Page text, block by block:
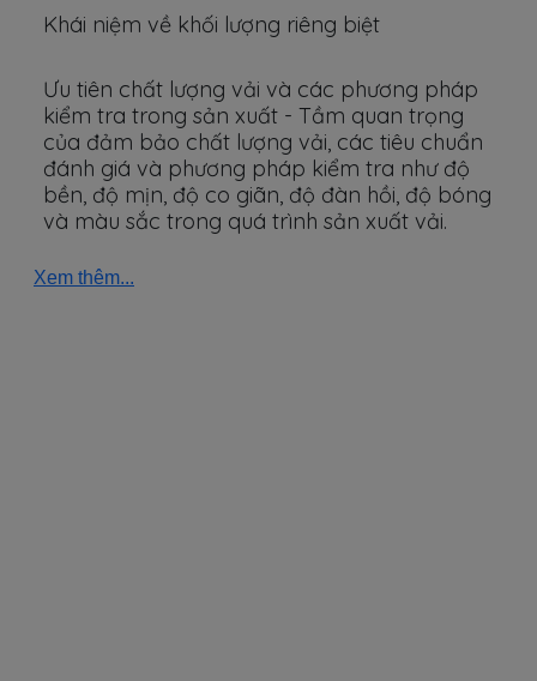
Khái niệm về khối lượng riêng biệt
Ưu tiên chất lượng vải và các phương pháp
kiểm tra trong sản xuất - Tầm quan trọng
của đảm bảo chất lượng vải, các tiêu chuẩn
đánh giá và phương pháp kiểm tra như độ
bền, độ mịn, độ co giãn, độ đàn hồi, độ bóng
và màu sắc trong quá trình sản xuất vải.
Xem thêm...